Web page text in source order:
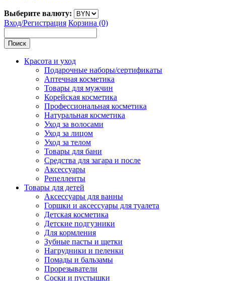
Выберите валюту:
Вход/Регистрация Корзина (0)
Поиск
Красота и уход
Подарочные наборы/сертификаты
Аптечная косметика
Товары для мужчин
Корейская косметика
Профессиональная косметика
Натуральная косметика
Уход за волосами
Уход за лицом
Уход за телом
Товары для бани
Средства для загара и после
Аксессуары
Репелленты
Товары для детей
Аксессуары для ванны
Горшки и аксессуары для туалета
Детская косметика
Детские подгузники
Для кормления
Зубные пасты и щетки
Нагрудники и пеленки
Помады и бальзамы
Прорезыватели
Соски и пустышки